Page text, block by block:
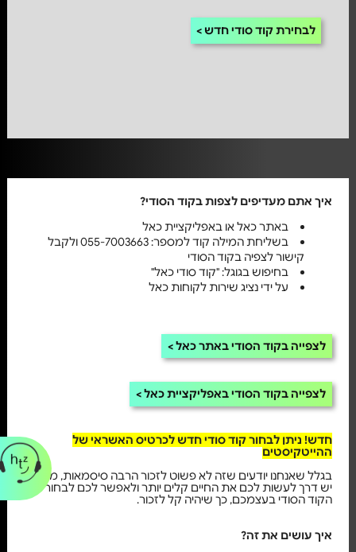
לבחירת קוד סודי חדש
איך אתם מעדיפים לצפות בקוד הסודי?
באתר כאל או באפליקציית כאל
בשליחת המילה קוד למספר: 055-7003663 ולקבל
קישור לצפיה בקוד הסודי
בחיפוש בגוגל: "קוד סודי כאל"
על ידי נציג שירות לקוחות כאל
לצפייה בקוד הסודי באתר כאל
לצפייה בקוד הסודי באפליקציית כאל
חדש! ניתן לבחור קוד סודי חדש לכרטיס האשראי של
ההייטקיסטים
בגלל שאנחנו יודעים שזה לא פשוט לזכור הרבה סיסמאות, מהיום
יש דרך לעשות לכם את החיים קלים יותר ולאפשר לכם לבחור את
הקוד הסודי בעצמכם, כך שיהיה קל לזכור.
איך עושים את זה?